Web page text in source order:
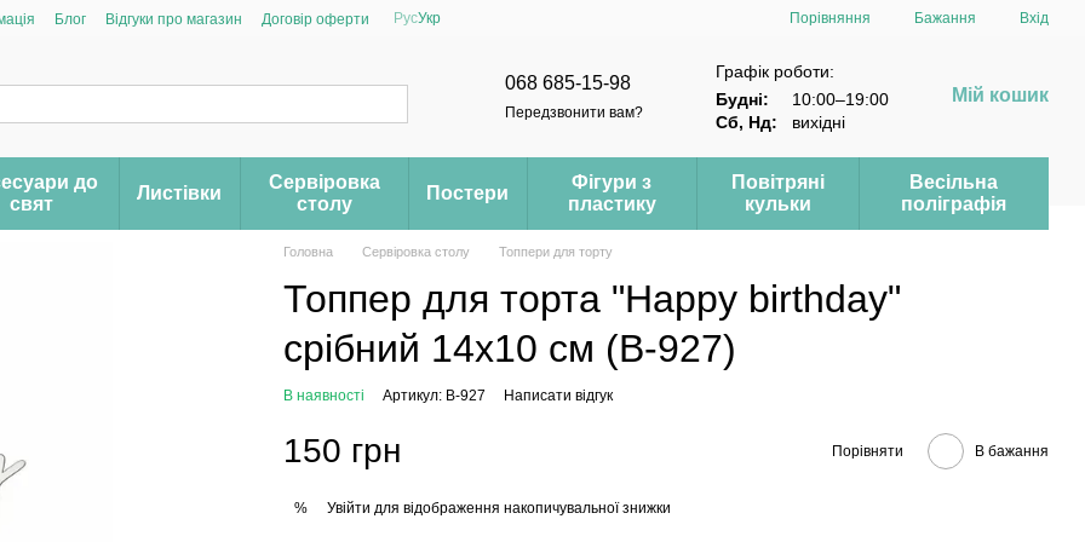
Блог Відгуки про магазин Договір оферти РусУкр Порівняння Бажання Вхід
068 685-15-98
Передзвонити вам?
Графік роботи:
Будні:
10:00–19:00
Сб, Нд:
вихідні
Мій кошик
до
свят
Листівки
Сервіровка
столу
Постери
Фігури з
пластику
Повітряні
кульки
Весільна
поліграфія
Головна Сервіровка столу Топпери для торту
Топпер для торта "Happy birthday"
срібний 14х10 см (B-927)
В наявності Артикул: B-927 Написати відгук
150 грн Порівняти В бажання
% Увійти для відображення накопичувальної знижки